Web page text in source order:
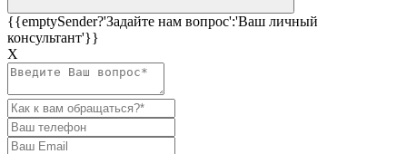
{{emptySender?'Задайте нам вопрос':'Ваш личный
консультант'}}
Х